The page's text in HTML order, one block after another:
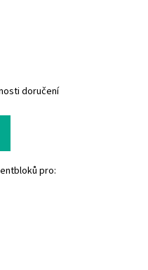
doručení
pro: